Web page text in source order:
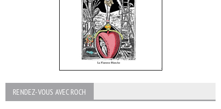
RENDEZ-VOUS AVEC ROCH